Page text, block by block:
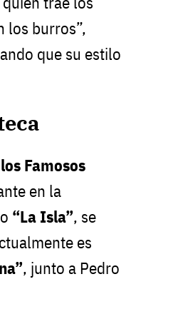
los burros”,
que su estilo
Famosos
en la
“La Isla”, se
es
, junto a Pedro